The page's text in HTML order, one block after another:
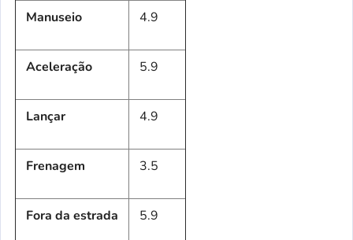
Manuseio 4.9
Aceleração 5.9
Lançar 4.9
Frenagem 3.5
Fora da estrada 5.9